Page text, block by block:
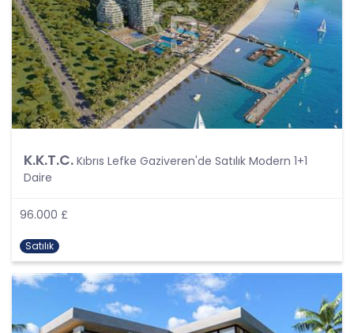
tespit edecek ve bu verileri KVKK’nundaki kurallara
uygun olarak işleyecektir.
Kişisel verilerin işlenmesi; tamamen veya kısmen
otomatik olan ya da herhangi bir veri kayıt
sisteminin parçası olmak kaydıyla otomatik
olmayan yollarla elde edilmesi, kaydedilmesi,
depolanması, muhafaza edilmesi, değiştirilmesi,
veya kullanılmasının engellenmesi gibi veriler
üzerinde gerçekleştirilen her türlü işlemi
Danışmanlık Hizmetleri A.Ş.; KVKK uyarınca kişisel
verileri ancak ilgili kişilerin açık rızası ile işleyecektir
Ancak, aşağıdaki şartlardan herhangi birinin var
olması halinde, açık rıza aranmaksın kişisel
verilerin işlenmesi mümkündür:
K.K.T.C. Kıbrıs Lefke Gaziveren'de Satılık Modern 1+1
Daire
96.000 £
Satılık